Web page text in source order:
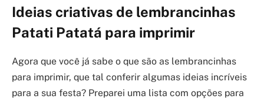
Ideias criativas de lembrancinhas
Patati Patatá para imprimir
Agora que você já sabe o que são as lembrancinhas
para imprimir, que tal conferir algumas ideias incríveis
para a sua festa? Preparei uma lista com opções para